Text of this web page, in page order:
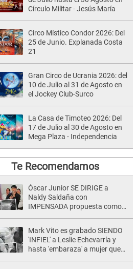
Círculo Militar - Jesús María
Circo Místico Condor 2026: Del
25 de Junio. Explanada Costa
21
Gran Circo de Ucrania 2026: del
10 de Julio al 31 de Agosto en
el Jockey Club-Surco
La Casa de Timoteo 2026: Del
17 de Julio al 30 de Agosto en
Mega Plaza - Independencia
Te Recomendamos
Óscar Junior SE DIRIGE a
Naldy Saldaña con
IMPENSADA propuesta como
Mark Vito es grabado SIENDO
'INFIEL' a Leslie Echevarría y
hasta 'embaraza' a mujer que